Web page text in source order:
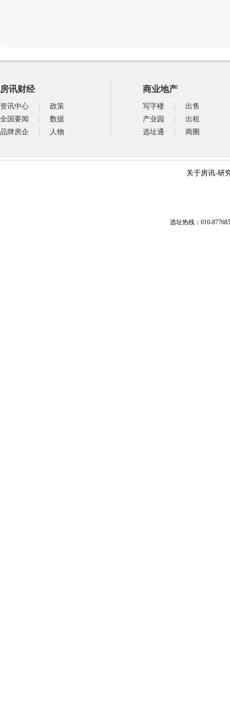
房讯财经
资讯中心
政策
全国要闻
数据
品牌房企
人物
商业地产
写字楼
出售
产业园
出租
选址通
商圈
关于房讯-研
选址热线：010-